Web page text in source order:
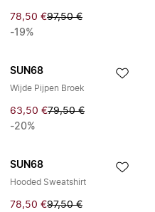
78,50 €97,50 €
-19%
SUN68
Wijde Pijpen Broek
63,50 €79,50 €
-20%
SUN68
Hooded Sweatshirt
78,50 €97,50 €